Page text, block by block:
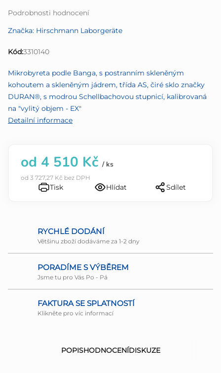
Průměrné
produktu
0,0
Podrobnosti hodnocení
Značka: Hirschmann Laborgeräte
Kód:3310140
Mikrobyreta podle Banga, s postranním skleněným
kohoutem a skleněným jádrem, třída AS, čiré sklo značky
DURAN®, s modrou Schellbachovou stupnicí, kalibrovaná
na "vylitý objem - EX"
Detailní informace
od 4 510 Kč / ks
od 3 727,27 Kč bez DPH
Tisk Hlídat Sdílet
RYCHLÉ DODÁNÍ
Většinu zboží dodáváme za 1-2 dny
PORADÍME S VÝBĚREM
Jsme tu pro Vás Po - Pá
FAKTURA SE SPLATNOSTÍ
Klikněte pro víc informací
POPISHODNOCENÍDISKUZE